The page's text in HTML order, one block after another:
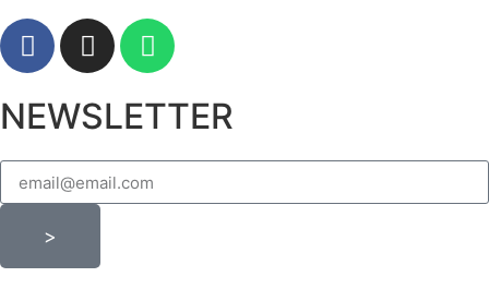
NEWSLETTER
>